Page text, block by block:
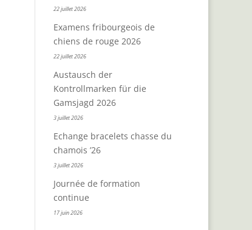
22 juillet 2026
Examens fribourgeois de
chiens de rouge 2026
22 juillet 2026
Austausch der
Kontrollmarken für die
Gamsjagd 2026
3 juillet 2026
Echange bracelets chasse du
chamois ’26
3 juillet 2026
Journée de formation
continue
17 juin 2026